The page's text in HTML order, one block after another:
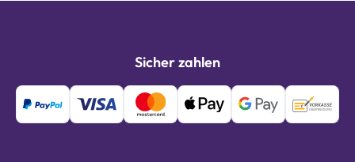
Sicher zahlen